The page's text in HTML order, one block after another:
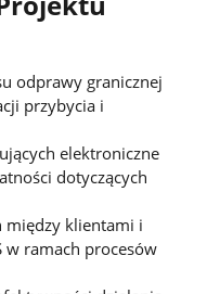
odprawy granicznej
przybycia i
elektroniczne
dotyczących
między klientami i
w ramach procesów